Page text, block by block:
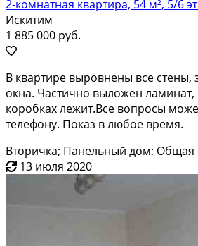
2-комнатная квартира, 54 м², 5/6
Искитим
1 885 000 руб.
В квартире выровнены все стены,
окна. Частично выложен ламинат,
коробках лежит.Все вопросы
телефону. Показ в любое время.
Вторичка; Панельный дом; Общая
13 июля 2020